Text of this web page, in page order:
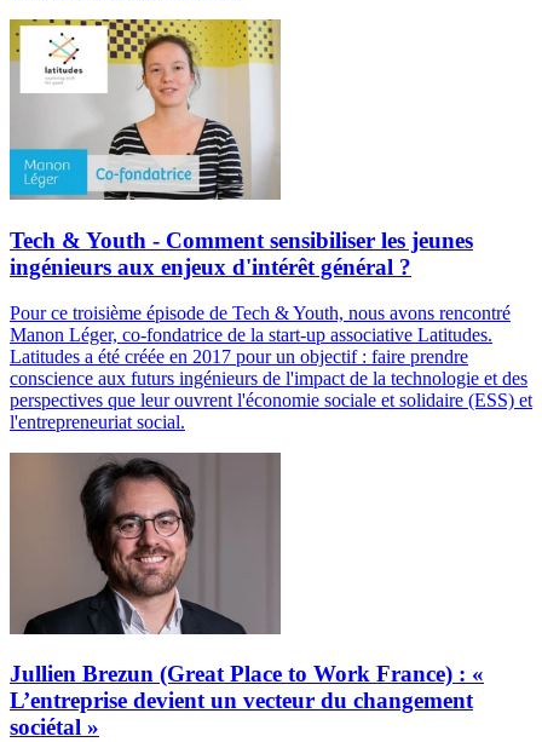
Tech & Youth - Comment sensibiliser les jeunes
ingénieurs aux enjeux d'intérêt général ?
Pour ce troisième épisode de Tech & Youth, nous avons rencontré
Manon Léger, co-fondatrice de la start-up associative Latitudes.
Latitudes a été créée en 2017 pour un objectif : faire prendre
conscience aux futurs ingénieurs de l'impact de la technologie et des
perspectives que leur ouvrent l'économie sociale et solidaire (ESS) et
l'entrepreneuriat social.
Jullien Brezun (Great Place to Work France) : «
L’entreprise devient un vecteur du changement
sociétal »